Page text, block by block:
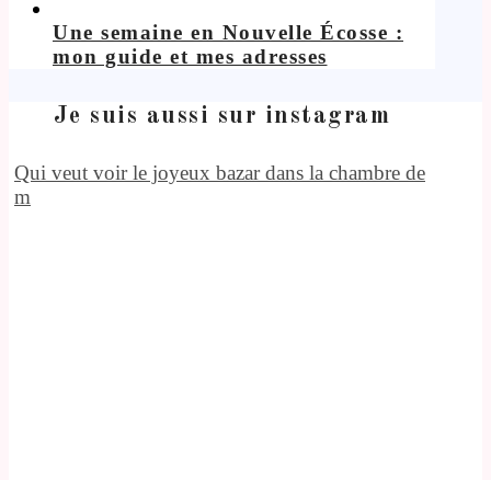
Une semaine en Nouvelle Écosse :
mon guide et mes adresses
Je suis aussi sur instagram
Qui veut voir le joyeux bazar dans la chambre de
m